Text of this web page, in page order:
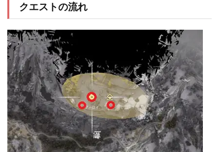
クエストの流れ